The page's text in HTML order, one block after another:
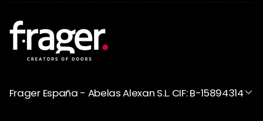
Frager España - Abelas Alexan S.L. CIF: B-15894314